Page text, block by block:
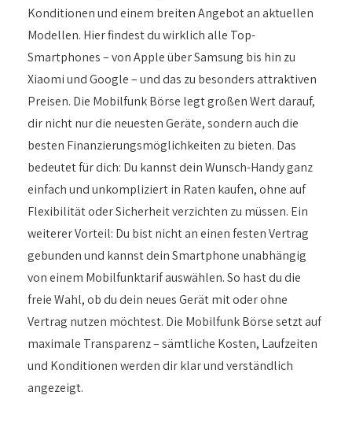
Konditionen und einem breiten Angebot an aktuellen
Modellen. Hier findest du wirklich alle Top-
Smartphones – von Apple über Samsung bis hin zu
Xiaomi und Google – und das zu besonders attraktiven
Preisen. Die Mobilfunk Börse legt großen Wert darauf,
dir nicht nur die neuesten Geräte, sondern auch die
besten Finanzierungsmöglichkeiten zu bieten. Das
bedeutet für dich: Du kannst dein Wunsch-Handy ganz
einfach und unkompliziert in Raten kaufen, ohne auf
Flexibilität oder Sicherheit verzichten zu müssen. Ein
weiterer Vorteil: Du bist nicht an einen festen Vertrag
gebunden und kannst dein Smartphone unabhängig
von einem Mobilfunktarif auswählen. So hast du die
freie Wahl, ob du dein neues Gerät mit oder ohne
Vertrag nutzen möchtest. Die Mobilfunk Börse setzt auf
maximale Transparenz – sämtliche Kosten, Laufzeiten
und Konditionen werden dir klar und verständlich
angezeigt.